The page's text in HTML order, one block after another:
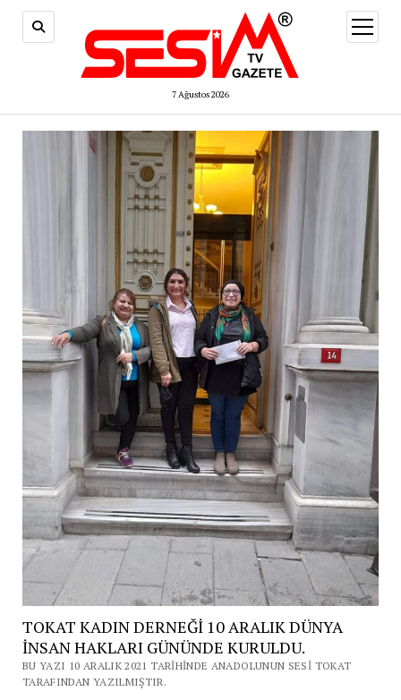
7 Ağustos 2026
aç
TOKAT KADIN DERNEĞİ 10 ARALIK DÜNYA
İNSAN HAKLARI GÜNÜNDE KURULDU.
BU YAZI 10 ARALIK 2021 TARIHINDE ANADOLUNUN SESI TOKAT
TARAFINDAN YAZILMIŞTIR.